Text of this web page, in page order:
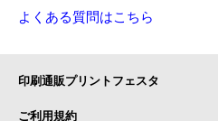
よくある質問はこちら
印刷通販プリントフェスタ
ご利用規約